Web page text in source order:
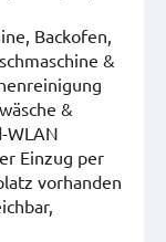
Backofen,
&
&
WLAN
Einzug per
vorhanden